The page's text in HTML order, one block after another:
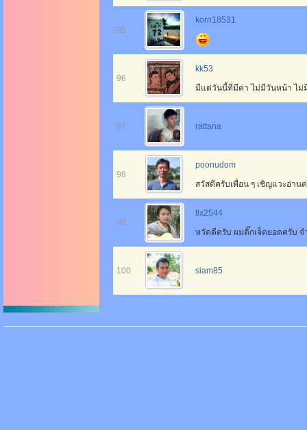
95
korn18531
96
kk53
มีแต่วันนี้ที่มีค่า ไม่มีวันหน้า ไม่
97 rattana
98
poonudom
สวัสดีครับเพื่อน ๆ เชิญแวะอ่าน
99
tix2544
หวัดดีครับ ผมติ๊กเจ็ดยอดครับ
100 siam85